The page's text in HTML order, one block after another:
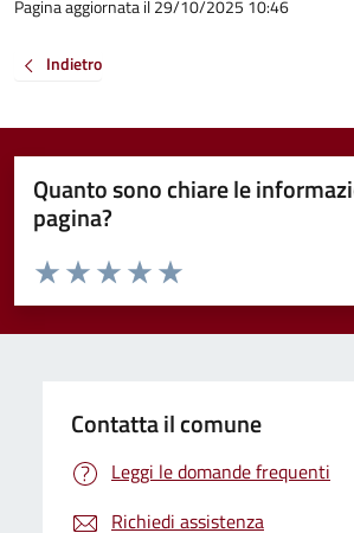
Pagina aggiornata il 29/10/2025 10:46
Indietro
Quanto sono chiare le
pagina?
Valuta da 1 a 5 stelle la pagina
Valuta 5 stelle su 5
Valuta 4 stelle su 5
Valuta 3 stelle su 5
Valuta 2 stelle su 5
Valuta 1 stelle su 5
Contatta il comune
Leggi le domande frequenti
Richiedi assistenza